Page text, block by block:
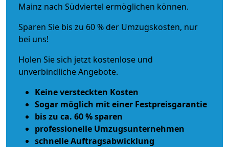
Mainz nach Südviertel ermöglichen können.
Sparen Sie bis zu 60 % der Umzugskosten, nur
bei uns!
Holen Sie sich jetzt kostenlose und
unverbindliche Angebote.
Keine versteckten Kosten
Sogar möglich mit einer Festpreisgarantie
bis zu ca. 60 % sparen
professionelle Umzugsunternehmen
schnelle Auftragsabwicklung